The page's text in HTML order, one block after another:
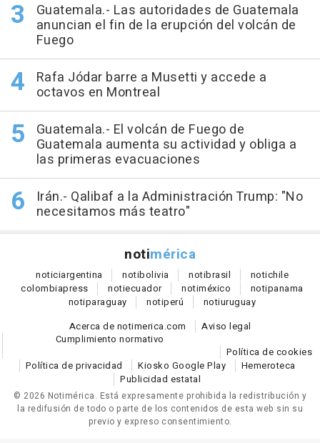
Guatemala.- Las autoridades de Guatemala
anuncian el fin de la erupción del volcán de
Fuego
Rafa Jódar barre a Musetti y accede a
octavos en Montreal
Guatemala.- El volcán de Fuego de
Guatemala aumenta su actividad y obliga a
las primeras evacuaciones
Irán.- Qalibaf a la Administración Trump: "No
necesitamos más teatro"
notimérica
noticiargentina notibolivia notibrasil notichile
colombiapress notiecuador notiméxico notipanama
notiparaguay notiperú notiuruguay
Acerca de notimerica.com
Aviso legal
Cumplimiento normativo
Política de cookies
Política de privacidad
Kiosko Google Play
Hemeroteca
Publicidad estatal
© 2026 Notimérica. Está expresamente prohibida la redistribución y
la redifusión de todo o parte de los contenidos de esta web sin su
previo y expreso consentimiento.